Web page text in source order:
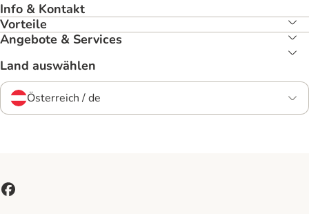
Info & Kontakt
Vorteile
Angebote & Services
Land auswählen
Österreich / de